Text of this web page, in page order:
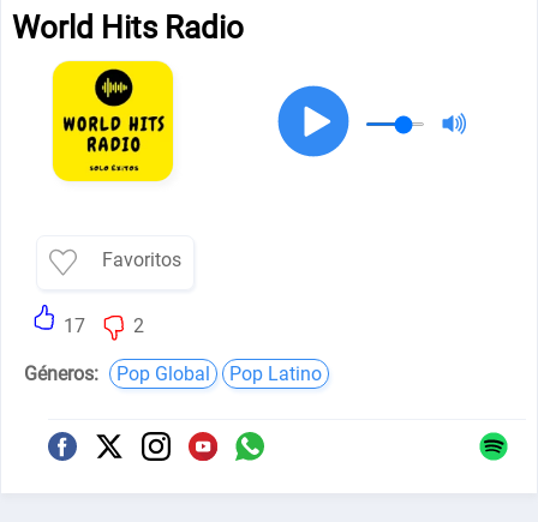
World Hits Radio
Favoritos
17 2
Géneros: Pop Global Pop Latino